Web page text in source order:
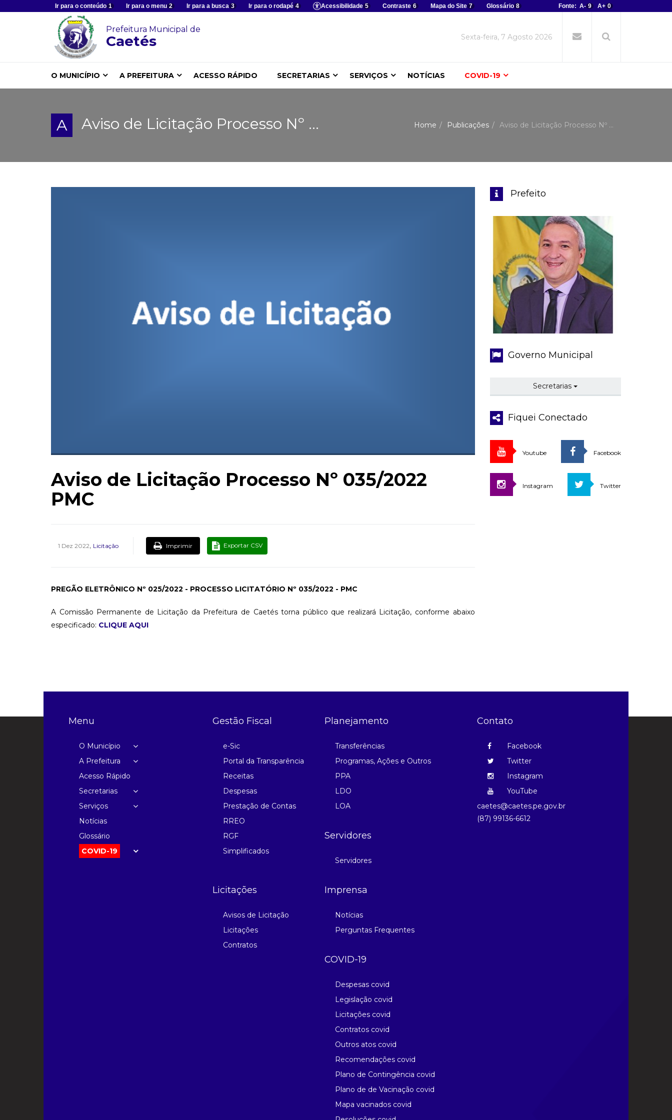
Ir para o conteúdo 1 Ir para o menu 2 Ir para a busca 3 Ir para o rodapé 4 Acessibilidade 5 Contraste 6 Mapa do Site 7 Glossário 8 Fonte: A- 9 A+ 0
Prefeitura Municipal de
Caetés Sexta-feira, 7 Agosto 2026
O MUNICÍPIO A PREFEITURA ACESSO RÁPIDO SECRETARIAS SERVIÇOS NOTÍCIAS COVID-19
A Aviso de Licitação Processo Nº ... Home Publicações Aviso de Licitação Processo Nº ...
Aviso de Licitação Processo Nº 035/2022
PMC
1 Dez 2022, Licitação Imprimir Exportar CSV
PREGÃO ELETRÔNICO Nº 025/2022 - PROCESSO LICITATÓRIO Nº 035/2022 - PMC
A Comissão Permanente de Licitação da Prefeitura de Caetés torna público que realizará Licitação, conforme abaixo
especificado: CLIQUE AQUI
Prefeito
Governo Municipal
Secretarias
Fiquei Conectado
Youtube Facebook
Instagram Twitter
Menu
O Município
A Prefeitura
Acesso Rápido
Secretarias
Serviços
Notícias
Glossário
COVID-19
Gestão Fiscal
e-Sic
Portal da Transparência
Receitas
Despesas
Prestação de Contas
RREO
RGF
Simplificados
Planejamento
Transferências
Programas, Ações e Outros
PPA
LDO
LOA
Servidores
Servidores
Licitações
Avisos de Licitação
Licitações
Contratos
Imprensa
Notícias
Perguntas Frequentes
COVID-19
Despesas covid
Legislação covid
Licitações covid
Contratos covid
Outros atos covid
Recomendações covid
Plano de Contingência covid
Plano de de Vacinação covid
Mapa vacinados covid
Contato
Facebook
Twitter
Instagram
YouTube
caetes@caetes.pe.gov.br
(87) 99136-6612